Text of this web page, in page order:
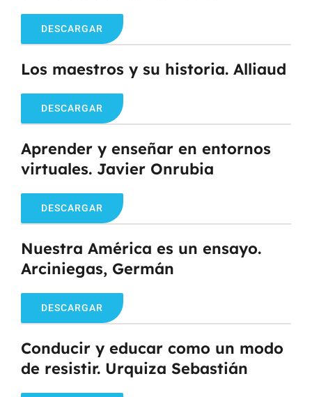
DESCARGAR
Los maestros y su historia. Alliaud
DESCARGAR
Aprender y enseñar en entornos
virtuales. Javier Onrubia
DESCARGAR
Nuestra América es un ensayo.
Arciniegas, Germán
DESCARGAR
Conducir y educar como un modo
de resistir. Urquiza Sebastián